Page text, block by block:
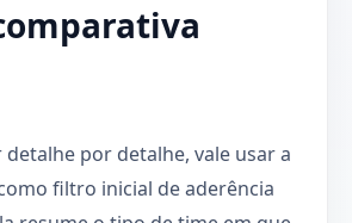
por detalhe, vale usar a
filtro inicial de aderência